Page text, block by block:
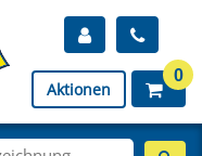
Aktionen
0